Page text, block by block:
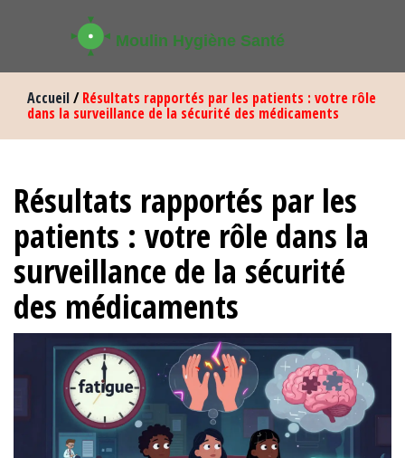
Accueil/Résultats rapportés par les patients : votre rôle
dans la surveillance de la sécurité des médicaments
Résultats rapportés par les
patients : votre rôle dans la
surveillance de la sécurité
des médicaments